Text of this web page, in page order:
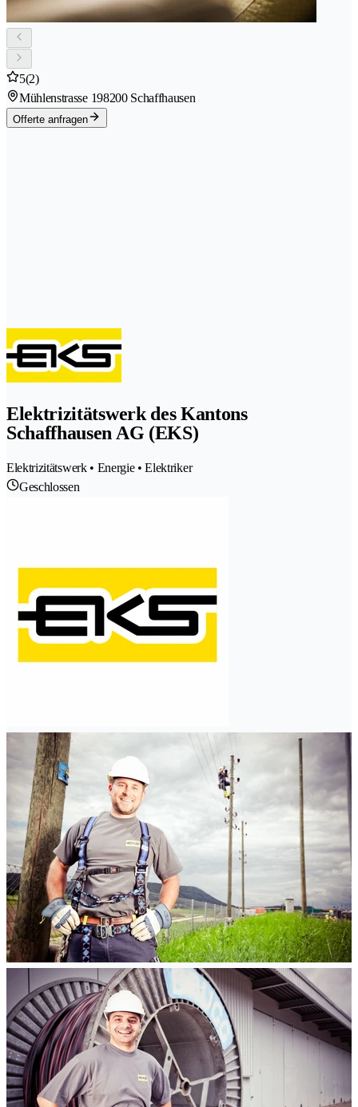
5(2)
Mühlenstrasse 198200 Schaffhausen
Offerte anfragen
Elektrizitätswerk des Kantons
Schaffhausen AG (EKS)
Elektrizitätswerk • Energie • Elektriker
Geschlossen